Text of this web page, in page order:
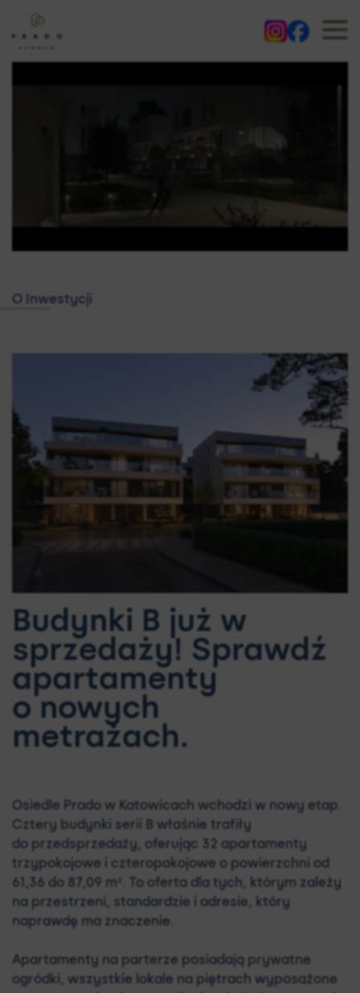
O Inwestycji
Budynki B już w
sprzedaży! Sprawdź
apartamenty
o nowych
metrażach.
Osiedle Prado w Katowicach wchodzi w nowy etap.
Cztery budynki serii B właśnie trafiły
do przedsprzedaży, oferując 32 apartamenty
trzypokojowe i czteropokojowe o powierzchni od
61,36 do 87,09 m². To oferta dla tych, którym zależy
na przestrzeni, standardzie i adresie, który
naprawdę ma znaczenie.
Apartamenty na parterze posiadają prywatne
ogródki, wszystkie lokale na piętrach wyposażone